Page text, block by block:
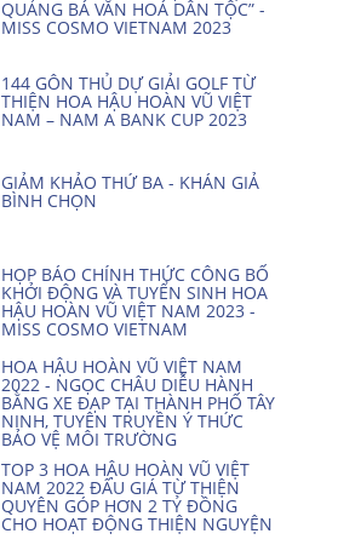
QUẢNG BÁ VĂN HOÁ DÂN TỘC” -
MISS COSMO VIETNAM 2023
144 GÔN THỦ DỰ GIẢI GOLF TỪ
THIỆN HOA HẬU HOÀN VŨ VIỆT
NAM – NAM A BANK CUP 2023
GIẢM KHẢO THỨ BA - KHÁN GIẢ
BÌNH CHỌN
HỌP BÁO CHÍNH THỨC CÔNG BỐ
KHỞI ĐỘNG VÀ TUYỂN SINH HOA
HẬU HOÀN VŨ VIỆT NAM 2023 -
MISS COSMO VIETNAM
HOA HẬU HOÀN VŨ VIỆT NAM
2022 - NGỌC CHÂU DIỄU HÀNH
BẰNG XE ĐẠP TẠI THÀNH PHỐ TÂY
NINH, TUYÊN TRUYỀN Ý THỨC
BẢO VỆ MÔI TRƯỜNG
TOP 3 HOA HẬU HOÀN VŨ VIỆT
NAM 2022 ĐẤU GIÁ TỪ THIỆN
QUYÊN GÓP HƠN 2 TỶ ĐỒNG
CHO HOẠT ĐỘNG THIỆN NGUYỆN